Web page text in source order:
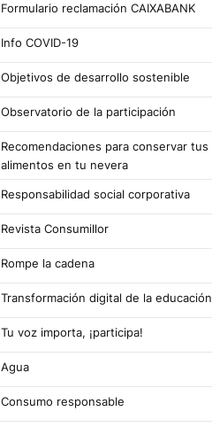
Formulario reclamación CAIXABANK
Info COVID-19
Objetivos de desarrollo sostenible
Observatorio de la participación
Recomendaciones para conservar tus
alimentos en tu nevera
Responsabilidad social corporativa
Revista Consumillor
Rompe la cadena
Transformación digital de la educación
Tu voz importa, ¡participa!
Agua
Consumo responsable